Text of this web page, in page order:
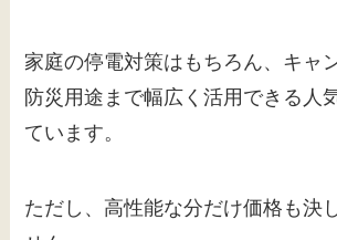
家庭の停電対策はもちろん、キャ
防災用途まで幅広く活用できる人
ています。
ただし、高性能な分だけ価格も決